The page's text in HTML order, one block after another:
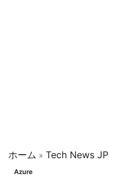
ホーム » Tech News JP
Azure